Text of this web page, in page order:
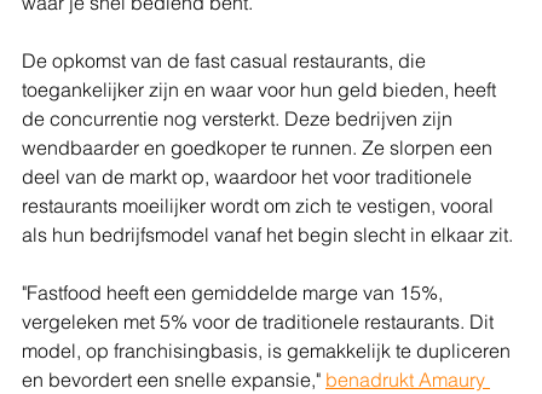
De opkomst van de fast casual restaurants, die
toegankelijker zijn en waar voor hun geld bieden, heeft
de concurrentie nog versterkt. Deze bedrijven zijn
wendbaarder en goedkoper te runnen. Ze slorpen een
deel van de markt op, waardoor het voor traditionele
restaurants moeilijker wordt om zich te vestigen, vooral
als hun bedrijfsmodel vanaf het begin slecht in elkaar zit.
"Fastfood heeft een gemiddelde marge van 15%,
vergeleken met 5% voor de traditionele restaurants. Dit
model, op franchisingbasis, is gemakkelijk te dupliceren
en bevordert een snelle expansie," benadrukt Amaury